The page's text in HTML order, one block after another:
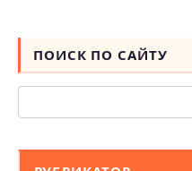
ПОИСК ПО САЙТУ